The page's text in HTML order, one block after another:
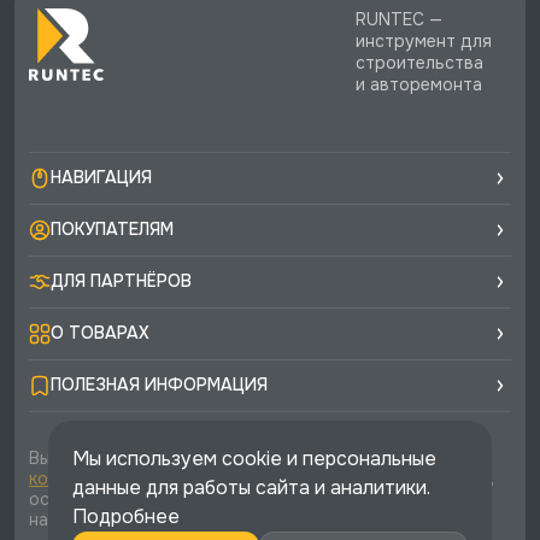
RUNTEC —
инструмент для
строительства
и авторемонта
НАВИГАЦИЯ
ПОКУПАТЕЛЯМ
ДЛЯ ПАРТНЁРОВ
О ТОВАРАХ
ПОЛЕЗНАЯ ИНФОРМАЦИЯ
Вы соглашаетесь с условиямиполитики
конфиденциальностиипубличной офертыкаждый раз,
оставляя свои данные в любой форме обратной связи
на сайте runtec-shop.ru
Мы используем cookie и персональные
данные для работы сайта и аналитики.
Подробнее